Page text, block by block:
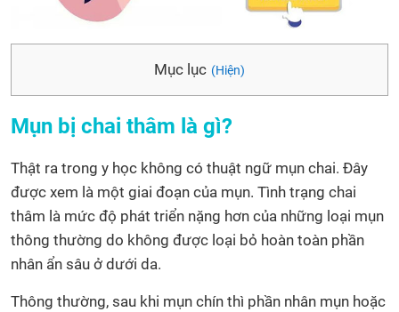
Mục lục (Hiện)
Mụn bị chai thâm là gì?
Thật ra trong y học không có thuật ngữ mụn chai. Đây
được xem là một giai đoạn của mụn. Tình trạng chai
thâm là mức độ phát triển nặng hơn của những loại mụn
thông thường do không được loại bỏ hoàn toàn phần
nhân ẩn sâu ở dưới da.
Thông thường, sau khi mụn chín thì phần nhân mụn hoặc